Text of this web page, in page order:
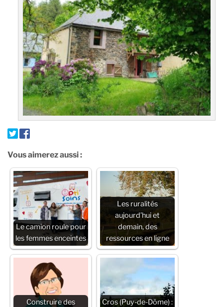
Vous aimerez aussi :
Le camion roule pour
les femmes enceintes
Les ruralités
aujourd’hui et
demain, des
ressources en ligne
Construire des
Cros (Puy-de-Dôme) :